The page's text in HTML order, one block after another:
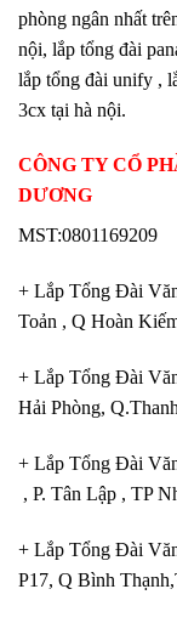
phòng ngân nhất
nội, lắp tổng đài
lắp tổng đài unify ,
3cx tại hà nội.
CÔNG TY CỔ
DƯƠNG
+ Lắp Tổng Đài
Toản , Q Hoàn
+ Lắp Tổng Đài
Hải Phòng,
+ Lắp Tổng Đài
, P. Tân Lập , TP
+ Lắp Tổng Đài
P17, Q Bình